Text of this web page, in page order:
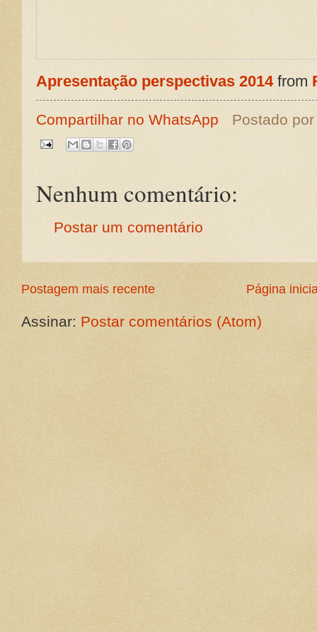
Apresentação perspectivas 2014 from
Compartilhar no WhatsApp Postado
Nenhum comentário:
Postar um comentário
Postagem mais recente Página
Assinar: Postar comentários (Atom)